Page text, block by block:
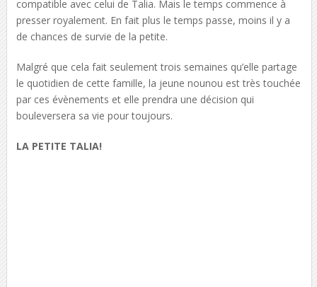
compatible avec celui de Talia. Mais le temps commence à
presser royalement. En fait plus le temps passe, moins il y a
de chances de survie de la petite.
Malgré que cela fait seulement trois semaines qu’elle partage
le quotidien de cette famille, la jeune nounou est très touchée
par ces évènements et elle prendra une décision qui
bouleversera sa vie pour toujours.
LA PETITE TALIA!